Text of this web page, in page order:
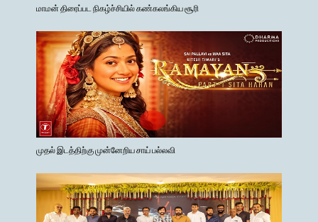
மாமன் திரைப்பட நிகழ்ச்சியில் கண்கலங்கிய சூரி
முதல் இடத்திற்கு முன்னேறிய சாய் பல்லவி